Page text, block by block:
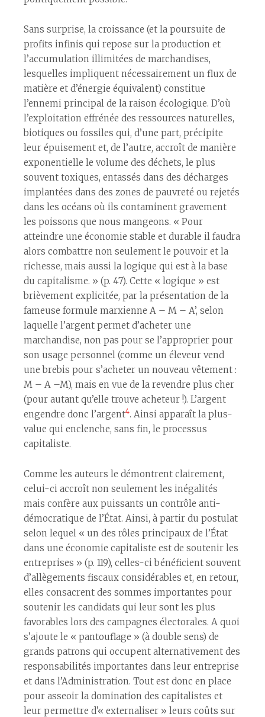
Sans surprise, la croissance (et la poursuite de
profits infinis qui repose sur la production et
l’accumulation illimitées de marchandises,
lesquelles impliquent nécessairement un flux de
matière et d’énergie équivalent) constitue
l’ennemi principal de la raison écologique. D’où
l’exploitation effrénée des ressources naturelles,
biotiques ou fossiles qui, d’une part, précipite
leur épuisement et, de l’autre, accroît de manière
exponentielle le volume des déchets, le plus
souvent toxiques, entassés dans des décharges
implantées dans des zones de pauvreté ou rejetés
dans les océans où ils contaminent gravement
les poissons que nous mangeons. « Pour
atteindre une économie stable et durable il faudra
alors combattre non seulement le pouvoir et la
richesse, mais aussi la logique qui est à la base
du capitalisme. » (p. 47). Cette « logique » est
brièvement explicitée, par la présentation de la
fameuse formule marxienne A – M – A’, selon
laquelle l’argent permet d’acheter une
marchandise, non pas pour se l’approprier pour
son usage personnel (comme un éleveur vend
une brebis pour s’acheter un nouveau vêtement :
M – A –M), mais en vue de la revendre plus cher
(pour autant qu’elle trouve acheteur !). L’argent
engendre donc l’argent4. Ainsi apparaît la plus-
value qui enclenche, sans fin, le processus
capitaliste.
Comme les auteurs le démontrent clairement,
celui-ci accroît non seulement les inégalités
mais confère aux puissants un contrôle anti-
démocratique de l’État. Ainsi, à partir du postulat
selon lequel « un des rôles principaux de l’État
dans une économie capitaliste est de soutenir les
entreprises » (p. 119), celles-ci bénéficient souvent
d’allègements fiscaux considérables et, en retour,
elles consacrent des sommes importantes pour
soutenir les candidats qui leur sont les plus
favorables lors des campagnes électorales. A quoi
s’ajoute le « pantouflage » (à double sens) de
grands patrons qui occupent alternativement des
responsabilités importantes dans leur entreprise
et dans l’Administration. Tout est donc en place
pour asseoir la domination des capitalistes et
leur permettre d’« externaliser » leurs coûts sur